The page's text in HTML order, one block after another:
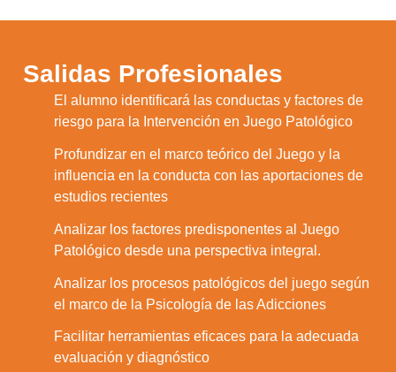
Salidas Profesionales
El alumno identificará las conductas y factores de
riesgo para la Intervención en Juego Patológico
Profundizar en el marco teórico del Juego y la
influencia en la conducta con las aportaciones de
estudios recientes
Analizar los factores predisponentes al Juego
Patológico desde una perspectiva integral.
Analizar los procesos patológicos del juego según
el marco de la Psicología de las Adicciones
Facilitar herramientas eficaces para la adecuada
evaluación y diagnóstico